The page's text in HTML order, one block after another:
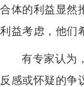
合体的利益显然
利益考虑，他们
有专家认为
反感或怀疑的争